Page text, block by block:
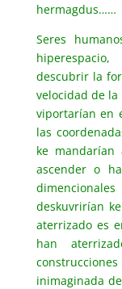
hermagdus……
Seres
descubrir la
velocidad de
viportarían en
las
ke
ascender o
deskuvrirían
aterrizado es
han
inimaginada